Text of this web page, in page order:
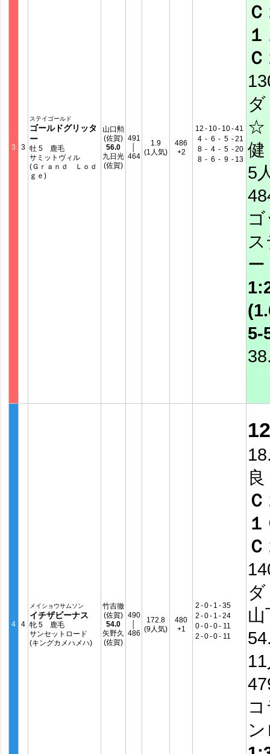
3 3
ステイゴールド
ゴールドグリッタ
ー
牡 5 鹿毛
サミットヴィル
(Ｇｒａｎｄ Ｌｏｄ
ｇｅ)
山口勲
(佐賀)
56.0
九日光
(佐賀)
491
464
1.9
(1人気)
486
+2
12 - 10- 10-41
4 - 6 - 5 -21
8 - 4 - 5 -20
8 - 6 - 9 - 13
☆
5
5-
4 4
メイショウサムソン
イチザビーナス
牝 5 鹿毛
サンセットロード
(キングカメハメハ)
竹吉徹
(佐賀)
54.0
矢野久
(佐賀)
490
486
172.8
(9人気)
480
+1
2 -0- 1 -35
2 -0- 1 -24
0-0-0- 11
2 -0-0- 11
12
良